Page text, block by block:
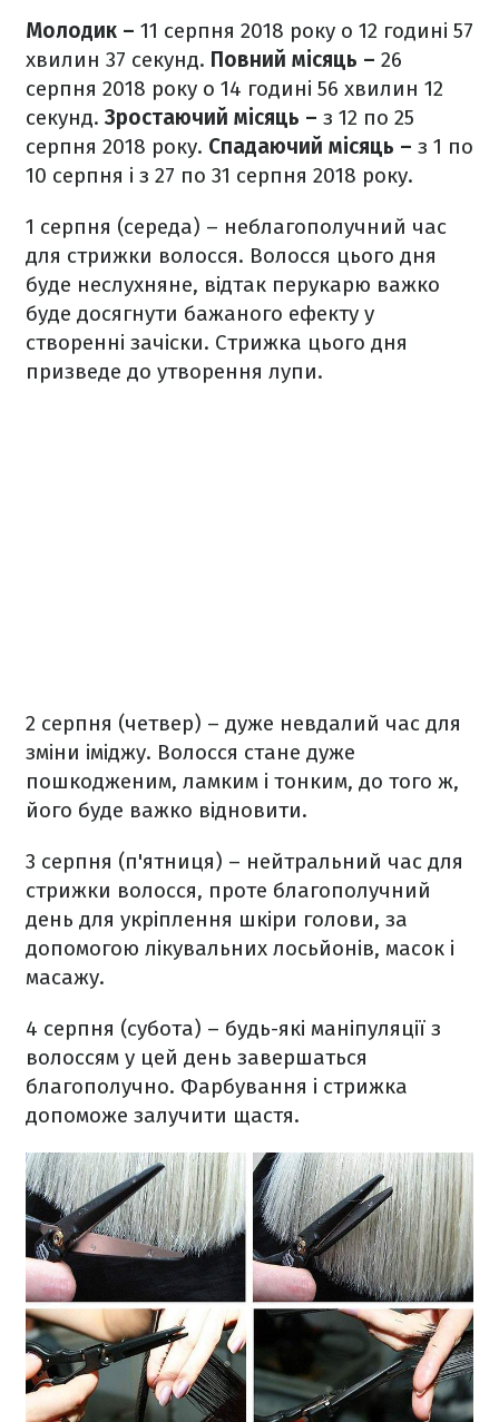
Молодик – 11 серпня 2018 року о 12 годині 57
хвилин 37 секунд. Повний місяць – 26
серпня 2018 року о 14 годині 56 хвилин 12
секунд. Зростаючий місяць – з 12 по 25
серпня 2018 року. Спадаючий місяць – з 1 по
10 серпня і з 27 по 31 серпня 2018 року.
1 серпня (середа) – неблагополучний час
для стрижки волосся. Волосся цього дня
буде неслухняне, відтак перукарю важко
буде досягнути бажаного ефекту у
створенні зачіски. Стрижка цього дня
призведе до утворення лупи.
2 серпня (четвер) – дуже невдалий час для
зміни іміджу. Волосся стане дуже
пошкодженим, ламким і тонким, до того ж,
його буде важко відновити.
3 серпня (п'ятниця) – нейтральний час для
стрижки волосся, проте благополучний
день для укріплення шкіри голови, за
допомогою лікувальних лосьйонів, масок і
масажу.
4 серпня (субота) – будь-які маніпуляції з
волоссям у цей день завершаться
благополучно. Фарбування і стрижка
допоможе залучити щастя.